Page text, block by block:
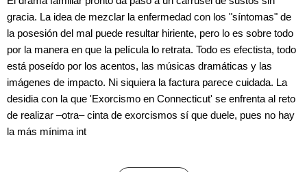
gracia. La idea de mezclar la enfermedad con los "síntomas" de
la posesión del mal puede resultar hiriente, pero lo es sobre todo
por la manera en que la película lo retrata. Todo es efectista, todo
está poseído por los acentos, las músicas dramáticas y las
imágenes de impacto. Ni siquiera la factura parece cuidada. La
desidia con la que 'Exorcismo en Connecticut' se enfrenta al reto
de realizar –otra– cinta de exorcismos sí que duele, pues no hay
la más mínima int